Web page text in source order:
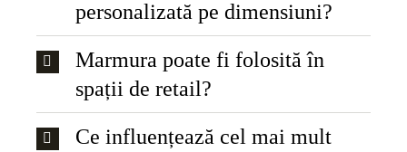
personalizată pe dimensiuni?
Marmura poate fi folosită în
spații de retail?
Ce influențează cel mai mult